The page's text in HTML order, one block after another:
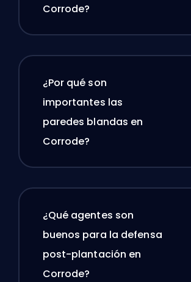
Corrode?
¿Por qué son
importantes las
paredes blandas en
Corrode?
¿Qué agentes son
buenos para la defensa
post-plantación en
Corrode?